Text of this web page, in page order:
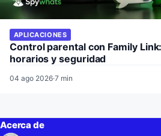
APLICACIONES
Control parental con Family
horarios y seguridad
04 ago 2026·7 min
Acerca de